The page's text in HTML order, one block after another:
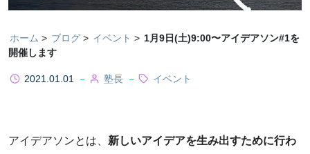
ホーム ブログ イベント
1月9日(土)9:00〜アイデアソン#1を
開催します
2021.01.01 塾長 イベント
アイデアソンとは、 新しいアイデアを生み出すために行わ